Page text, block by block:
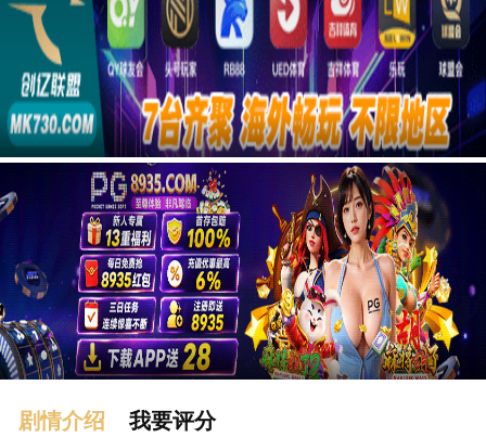
广告
剧情介绍 我要评分